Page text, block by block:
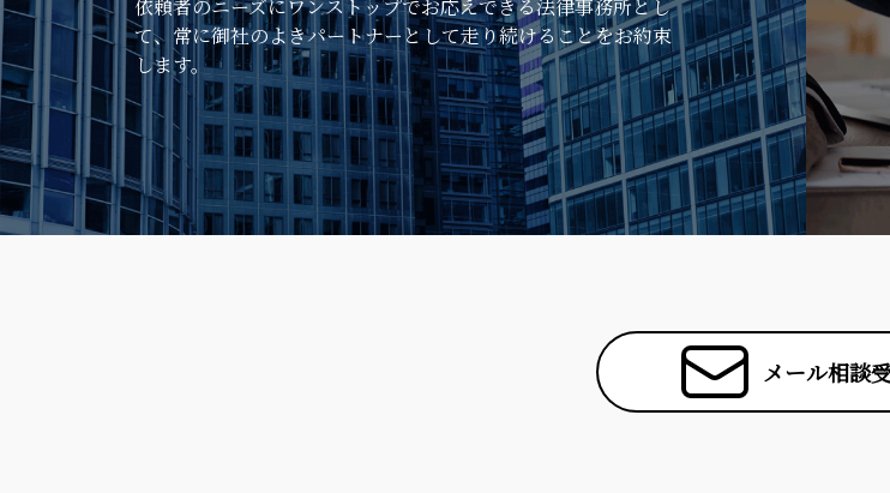
依頼者のニーズにワンストップでお応えできる法律事務所とし
て、常に御社のよきパートナーとして走り続けることをお約束
します。
メール相談